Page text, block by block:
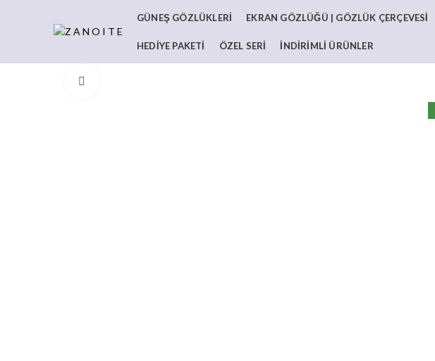
GÜNEŞ GÖZLÜKLERI EKRAN GÖZLÜĞÜ | GÖZLÜK ÇERÇEVESI
HEDIYE PAKETI ÖZEL SERI İNDIRIMLI ÜRÜNLER